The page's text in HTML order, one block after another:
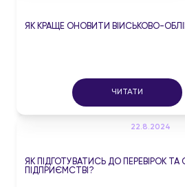
ЯК КРАЩЕ ОНОВИТИ ВІЙСЬКОВО-
ЧИТАТИ
22.8.2024
ЯК ПІДГОТУВАТИСЬ ДО ПЕРЕВІРОК ТА
ПІДПРИЄМСТВІ?